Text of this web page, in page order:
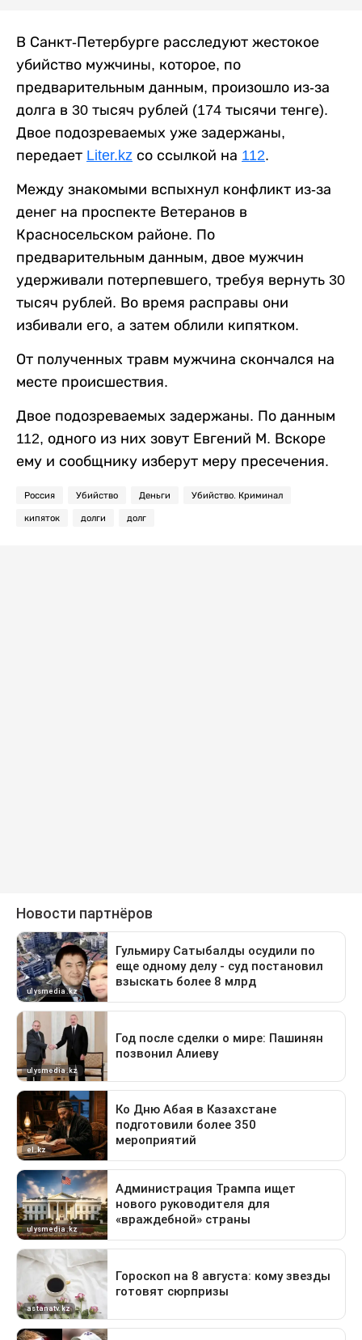
В Санкт-Петербурге расследуют жестокое
убийство мужчины, которое, по
предварительным данным, произошло из-за
долга в 30 тысяч рублей (174 тысячи тенге).
Двое подозреваемых уже задержаны,
передает Liter.kz со ссылкой на 112.
Между знакомыми вспыхнул конфликт из-за
денег на проспекте Ветеранов в
Красносельском районе. По
предварительным данным, двое мужчин
удерживали потерпевшего, требуя вернуть 30
тысяч рублей. Во время расправы они
избивали его, а затем облили кипятком.
От полученных травм мужчина скончался на
месте происшествия.
Двое подозреваемых задержаны. По данным
112, одного из них зовут Евгений М. Вскоре
ему и сообщнику изберут меру пресечения.
Россия Убийство Деньги Убийство. Криминал
кипяток долги долг